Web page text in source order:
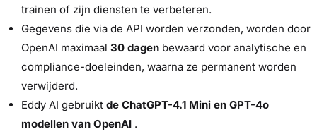
trainen of zijn diensten te verbeteren.
Gegevens die via de API worden verzonden, worden door
OpenAI maximaal 30 dagen bewaard voor analytische en
compliance-doeleinden, waarna ze permanent worden
verwijderd.
Eddy AI gebruikt de ChatGPT-4.1 Mini en GPT-4o
modellen van OpenAI .